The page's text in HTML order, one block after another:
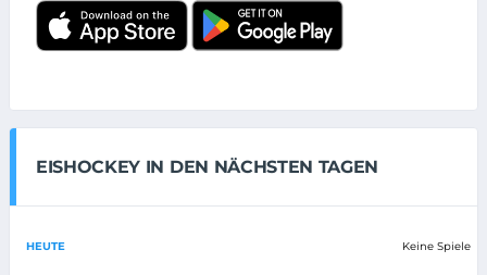
EISHOCKEY IN DEN NÄCHSTEN TAGEN
HEUTE Keine Spiele